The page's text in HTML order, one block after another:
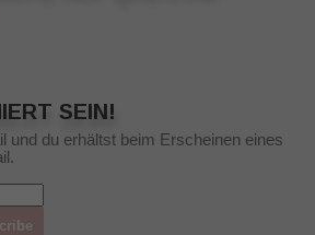
SEIN!
und du erhältst beim Erscheinen eines